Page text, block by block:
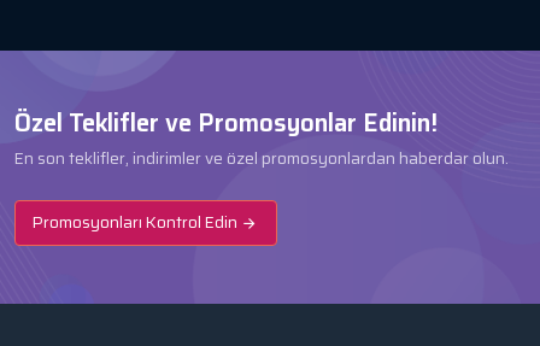
Özel Teklifler ve Promosyonlar Edinin!
En son teklifler, indirimler ve özel promosyonlardan haberdar olun.
Promosyonları Kontrol Edin